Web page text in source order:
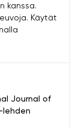
Journal of
lehden
kanssa.
Käytät